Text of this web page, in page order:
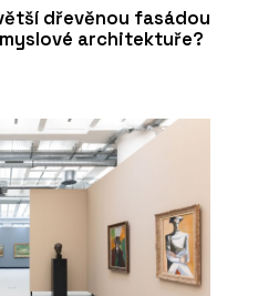
dřevěnou fasádou
architektuře?